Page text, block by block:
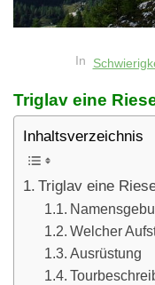
In
Triglav eine
Inhaltsverzeichnis
Triglav eine
Welcher
Ausrüstung